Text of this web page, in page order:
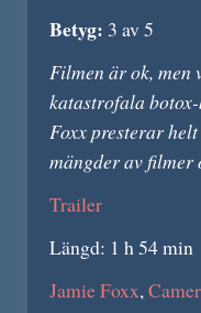
Betyg: 3 av 5
Filmen är ok, men
katastrofala
Foxx presterar
mängder av filmer
Trailer
Längd: 1 h 54 min
Jamie Foxx,